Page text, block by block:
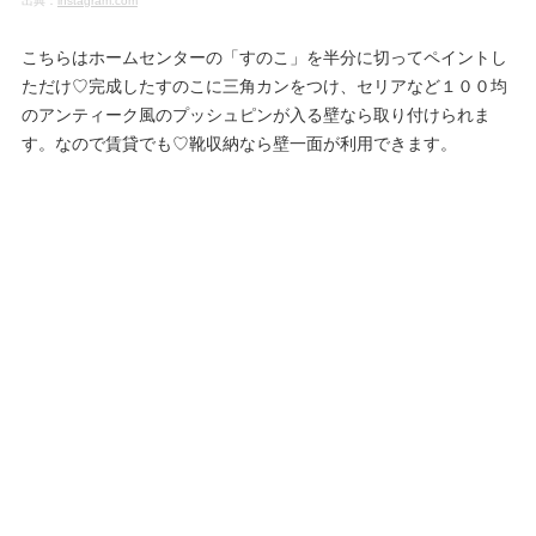
こちらはホームセンターの「すのこ」を半分に切ってペイントし
ただけ♡完成したすのこに三角カンをつけ、セリアなど１００均
のアンティーク風のプッシュピンが入る壁なら取り付けられま
す。なので賃貸でも♡靴収納なら壁一面が利用できます。